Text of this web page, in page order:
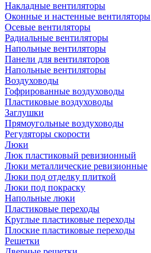
Накладные вентиляторы
Оконные и настенные вентиляторы
Осевые вентиляторы
Радиальные вентиляторы
Напольные вентиляторы
Панели для вентиляторов
Напольные вентиляторы
Воздуховоды
Гофрированные воздуховоды
Пластиковые воздуховоды
Заглушки
Прямоугольные воздуховоды
Регуляторы скорости
Люки
Люк пластиковый ревизионный
Люки металлические ревизионные
Люки под отделку плиткой
Люки под покраску
Напольные люки
Пластиковые переходы
Круглые пластиковые переходы
Плоские пластиковые переходы
Решетки